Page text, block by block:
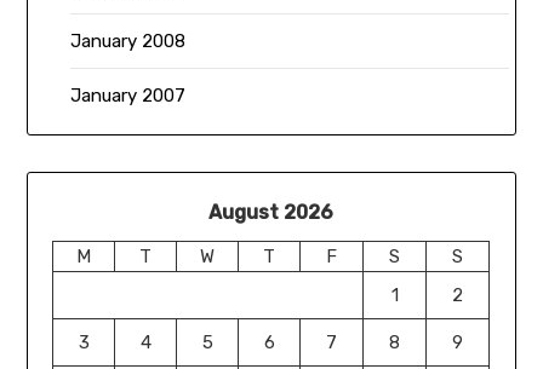
January 2008
January 2007
August 2026
M T W T F S
S
1
2
3 4 5 6 7 8 9